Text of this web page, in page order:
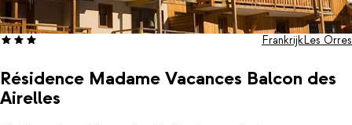
Résidence Madame Vacances Balcon des
Airelles
FrankrijkLes Orres